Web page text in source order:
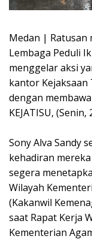
Medan | Ratusan
Lembaga Peduli
menggelar aksi
kantor Kejaksaan
dengan
KEJATISU, (Senin,
Sony Alva Sandy
kehadiran
segera
Wilayah
(Kakanwil
saat Rapat Kerja
Kementerian